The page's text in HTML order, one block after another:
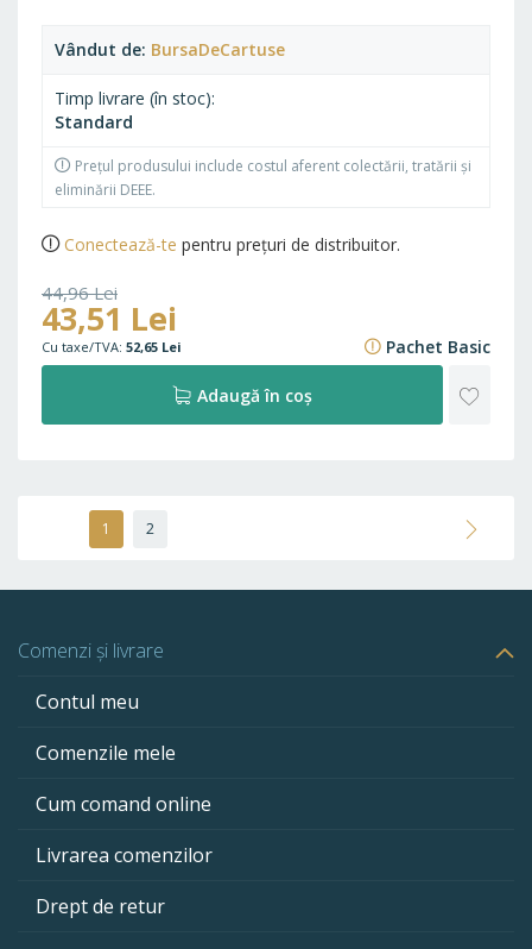
Vândut de BursaDeCartuse
Timp livrare (în stoc)
Standard
Prețul produsului include costul aferent colectării, tratării și
eliminării DEEE.
Conectează-te pentru prețuri de distribuitor.
44,96 Lei
54,40 Lei
43,51 Lei
52,65 Lei Pachet Basic
Adaugă în coș
Pagină În1 Pagină
2
Comenzi și livrare
Contul meu
Comenzile mele
Cum comand online
Livrarea comenzilor
Drept de retur